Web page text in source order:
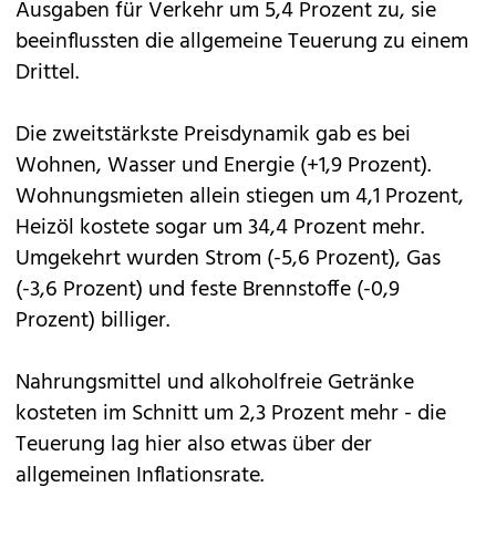
Ausgaben für Verkehr um 5,4 Prozent zu, sie
beeinflussten die allgemeine Teuerung zu einem
Drittel.
Die zweitstärkste Preisdynamik gab es bei
Wohnen, Wasser und Energie (+1,9 Prozent).
Wohnungsmieten allein stiegen um 4,1 Prozent,
Heizöl kostete sogar um 34,4 Prozent mehr.
Umgekehrt wurden Strom (-5,6 Prozent), Gas
(-3,6 Prozent) und feste Brennstoffe (-0,9
Prozent) billiger.
Nahrungsmittel und alkoholfreie Getränke
kosteten im Schnitt um 2,3 Prozent mehr - die
Teuerung lag hier also etwas über der
allgemeinen Inflationsrate.